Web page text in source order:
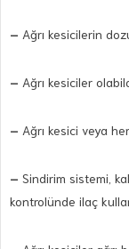
– Ağrı kesicilerin
– Ağrı kesiciler
– Ağrı kesici veya
– Sindirim sistemi,
kontrolünde ilaç